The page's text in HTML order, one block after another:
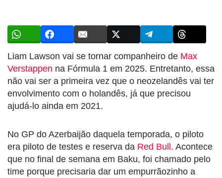
Liam Lawson vai se tornar companheiro de Max
Verstappen na Fórmula 1 em 2025. Entretanto, essa
não vai ser a primeira vez que o neozelandês vai ter
envolvimento com o holandês, já que precisou
ajudá-lo ainda em 2021.
No GP do Azerbaijão daquela temporada, o piloto
era piloto de testes e reserva da Red Bull. Acontece
que no final de semana em Baku, foi chamado pelo
time porque precisaria dar um empurrãozinho a